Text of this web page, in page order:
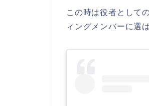
この時は役者として
ィングメンバーに選